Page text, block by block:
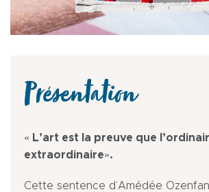
Présentation
« L’art est la preuve que
extraordinaire».
Cette sentence d’Amédée